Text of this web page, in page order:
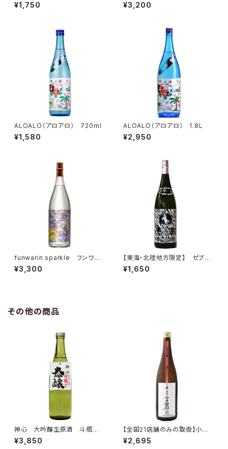
¥1,750 ¥3,200
ALOALO（アロアロ） 720ml
¥1,580
ALOALO（アロアロ） 1.8L
¥2,950
funwarin sparkle フンワリ
ン スパークル 27度 1.8L
¥3,300
【東海・北陸地方限定】 ゼブ
ラ 白麹黒麹ブレンド 720ml
¥1,650
その他の商品
神心 大吟醸生原酒 斗瓶取
り 山田錦40％磨き 【2026
年7年瓶詰】 500ml
¥3,850
【全国21店舗のみの取扱】小左
衛門 直汲み 純米吟醸 備
前雄町 無濾過生酒 720ml
¥2,695